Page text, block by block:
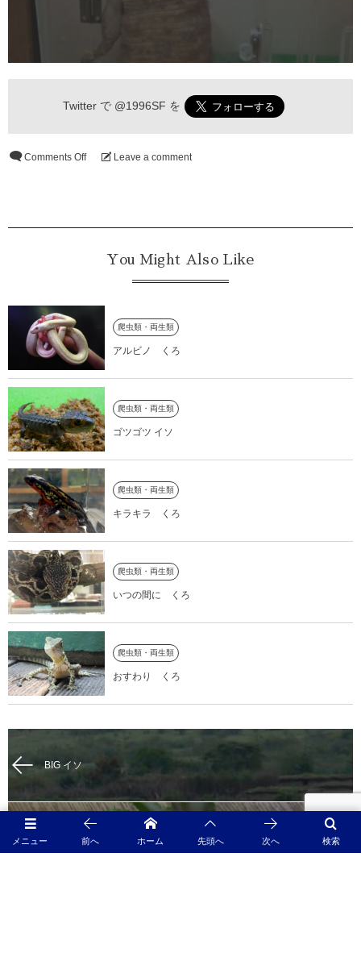
Twitter で @1996SF を
Comments Off Leave a comment
You Might Also Like
爬虫類・両生類
アルビノ くろ
爬虫類・両生類
ゴツゴツ イソ
爬虫類・両生類
キラキラ くろ
爬虫類・両生類
いつの間に くろ
爬虫類・両生類
おすわり くろ
BIG イソ
たべのこし イソ
メニュー 検索
前へ ホーム 先頭へ 次へ